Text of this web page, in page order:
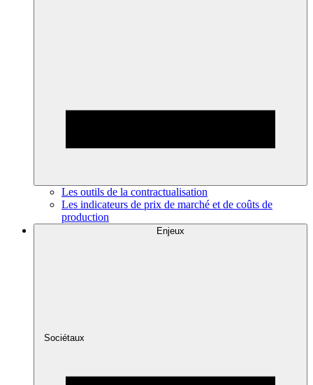
Les outils de la contractualisation
Les indicateurs de prix de marché et de coûts de
production
Enjeux
Sociétaux